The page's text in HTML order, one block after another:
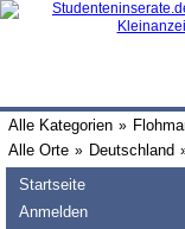
Alle Kategorien »
Alle Orte » Deutschland
Startseite
Anmelden